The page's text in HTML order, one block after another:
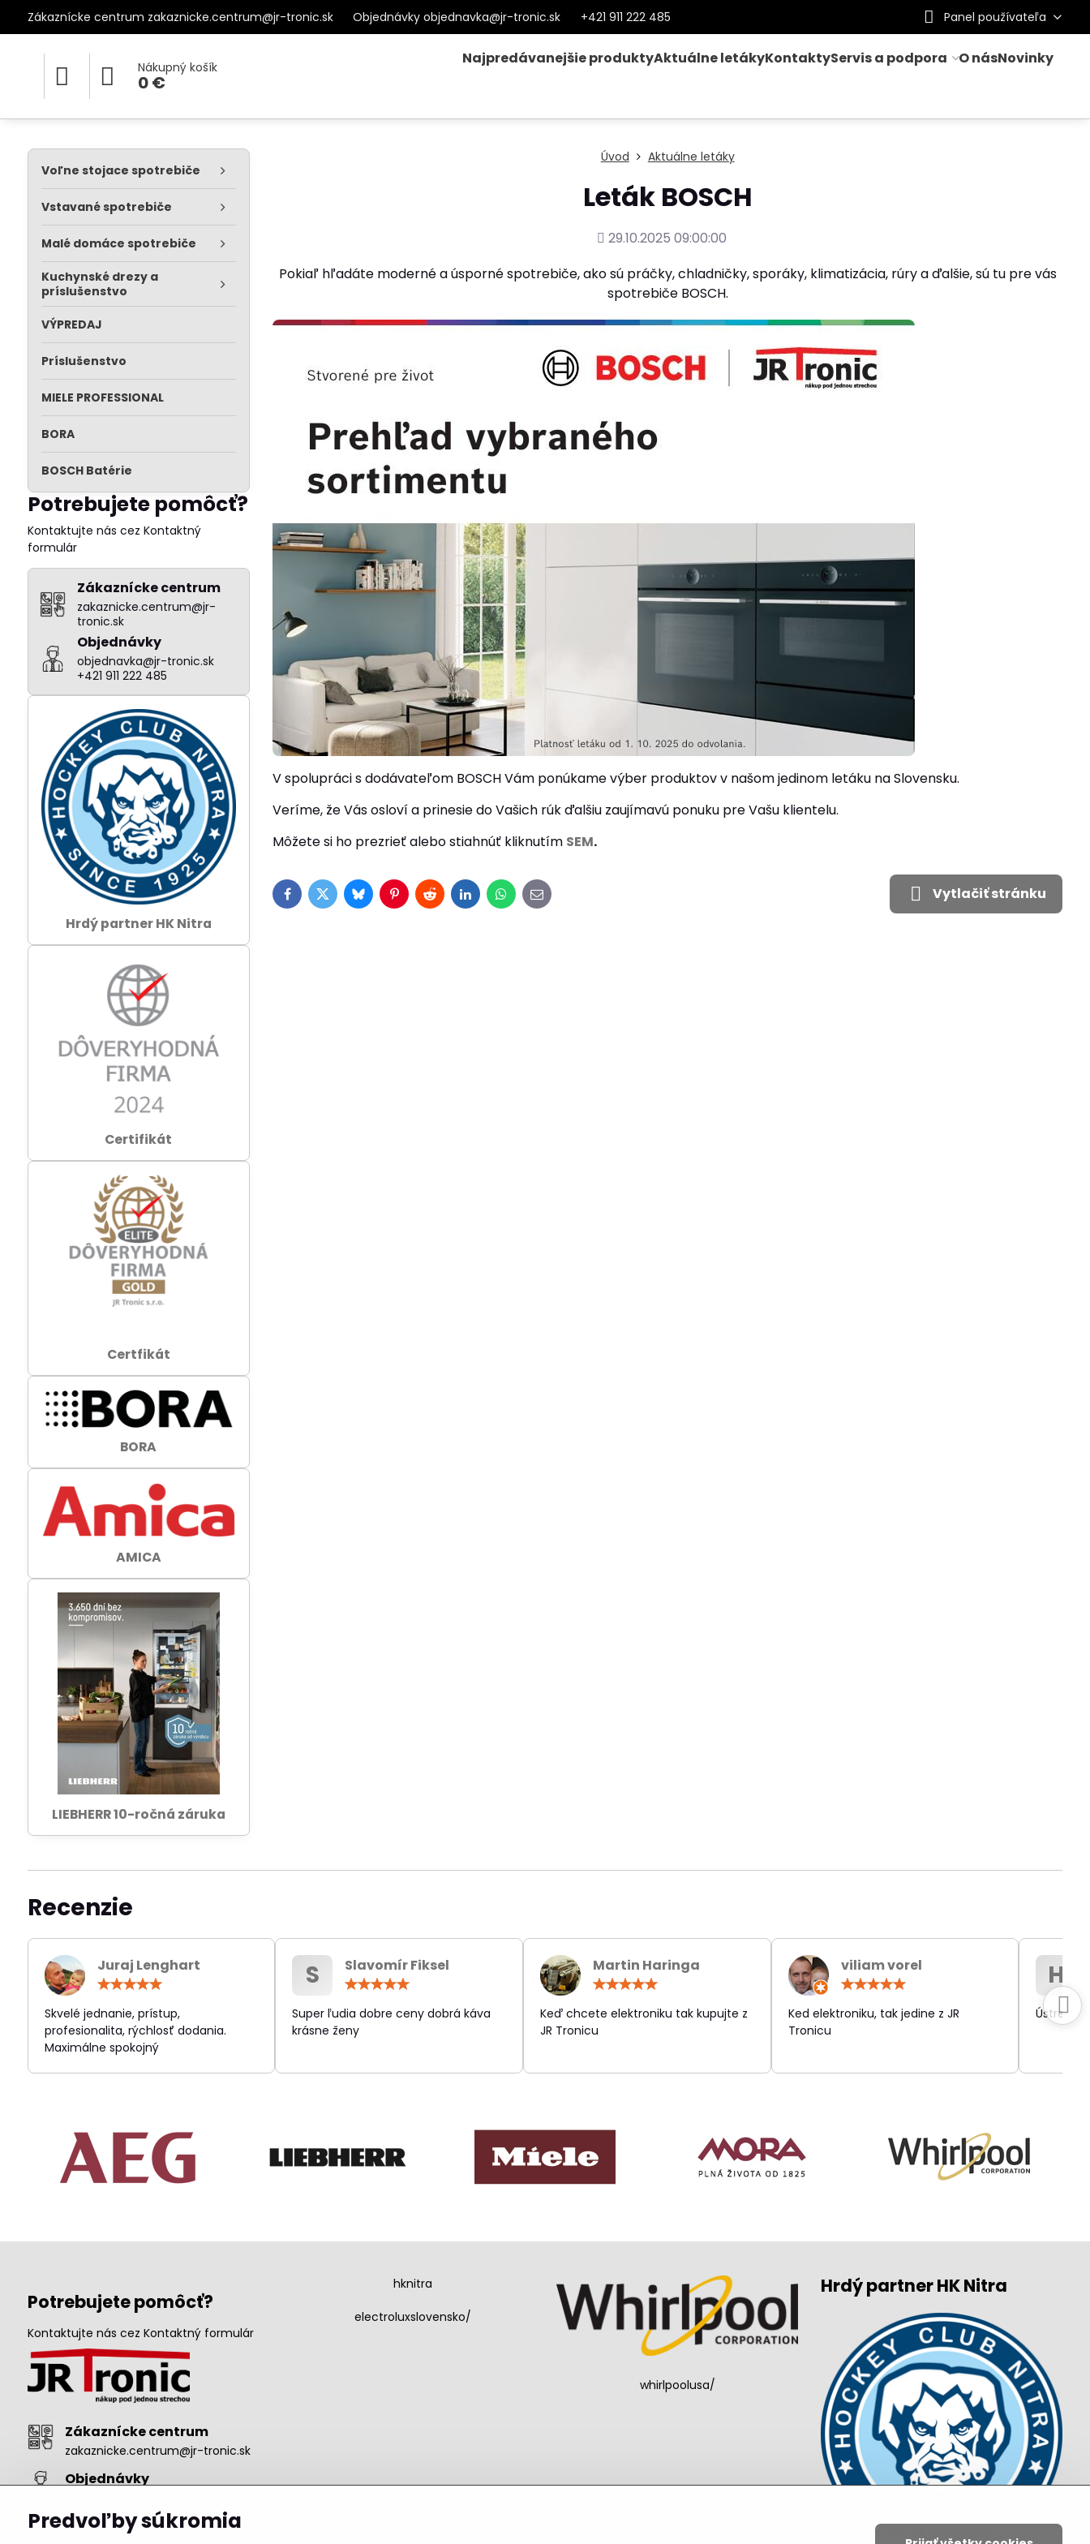
Zákaznícke centrum zakaznicke.centrum@jr-tronic.sk Objednávky objednavka@jr-tronic.sk +421 911 222 485 Panel používateľa
Nákupný košík
0 €
Najpredávanejšie produktyAktuálne letákyKontaktyServis a podpora O násNovinky
Úvod Aktuálne letáky
Leták BOSCH
Pridané
29.10.2025 09:00:00
Pokiaľ hľadáte moderné a úsporné spotrebiče, ako sú práčky, chladničky, sporáky, klimatizácia, rúry a ďalšie, sú tu pre vás
spotrebiče BOSCH.
V spolupráci s dodávateľom BOSCH Vám ponúkame výber produktov v našom jedinom letáku na Slovensku.
Veríme, že Vás osloví a prinesie do Vašich rúk ďalšiu zaujímavú ponuku pre Vašu klientelu.
Môžete si ho prezrieť alebo stiahnúť kliknutím SEM.
Facebook
TwitterBlueskyPinterest
RedditLinkedInWhatsApp
E-
mail
Vytlačiť stránku
Voľne stojace spotrebiče
Vstavané spotrebiče
Malé domáce spotrebiče
Kuchynské drezy a
príslušenstvo
VÝPREDAJ
Príslušenstvo
MIELE PROFESSIONAL
BORA
BOSCH Batérie
Potrebujete pomôcť?
Kontaktujte nás cez Kontaktný
formulár
Zákaznícke centrum
zakaznicke.centrum@jr-
tronic.sk
Objednávky
objednavka@jr-tronic.sk
+421 911 222 485
Hrdý partner HK Nitra
Certifikát
Certfikát
BORA
AMICA
LIEBHERR 10-ročná záruka
Recenzie
Juraj Lenghart
Skvelé jednanie, prístup,
profesionalita, rýchlosť dodania.
Maximálne spokojný
S
Slavomír Fiksel
/
5
Super ľudia dobre ceny dobrá káva
krásne ženy
Martin Haringa
/
5
Keď chcete elektroniku tak kupujte z
JR Tronicu
viliam vorel
/
5
Ked elektroniku, tak jedine z JR
Tronicu
H
Potrebujete pomôcť?
Kontaktujte nás cez Kontaktný formulár
Zákaznícke centrum
zakaznicke.centrum@jr-tronic.sk
Objednávky
+421 911 222 485
hknitra
electroluxslovensko/
whirlpoolusa/
Hrdý partner HK Nitra
Predvoľby súkromia